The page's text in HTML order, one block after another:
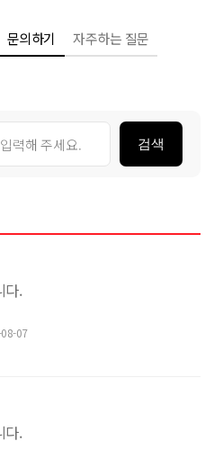
문의하기 자주하는 질문
검색
다.
07
다.